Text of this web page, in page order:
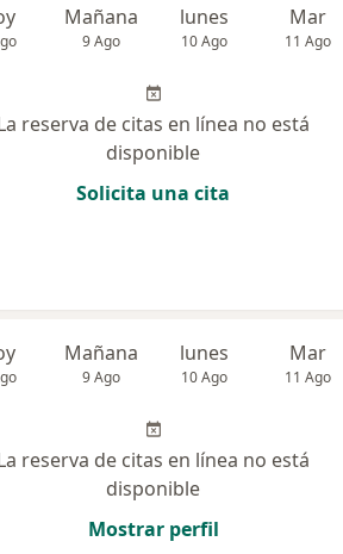
Mañana
9 Ago
lunes
10 Ago
Mar
11 Ago
reserva de citas en línea no está
disponible
Solicita una cita
Mañana
9 Ago
lunes
10 Ago
Mar
11 Ago
reserva de citas en línea no está
disponible
Mostrar perfil